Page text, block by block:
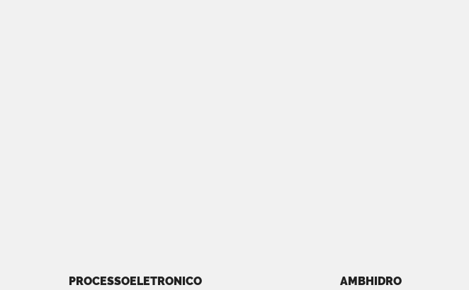
PROCESSOELETRONICO AMBHIDRO